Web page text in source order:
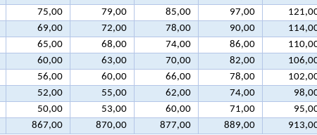
75,00 79,00 85,00 97,00
69,00 72,00 78,00 90,00
65,00 68,00 74,00 86,00
60,00 63,00 70,00 82,00
56,00 60,00 66,00 78,00
52,00 55,00 62,00 74,00
50,00 53,00 60,00 71,00
867,00 870,00 877,00 889,00